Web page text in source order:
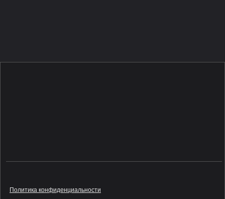
Политика конфиденциальности